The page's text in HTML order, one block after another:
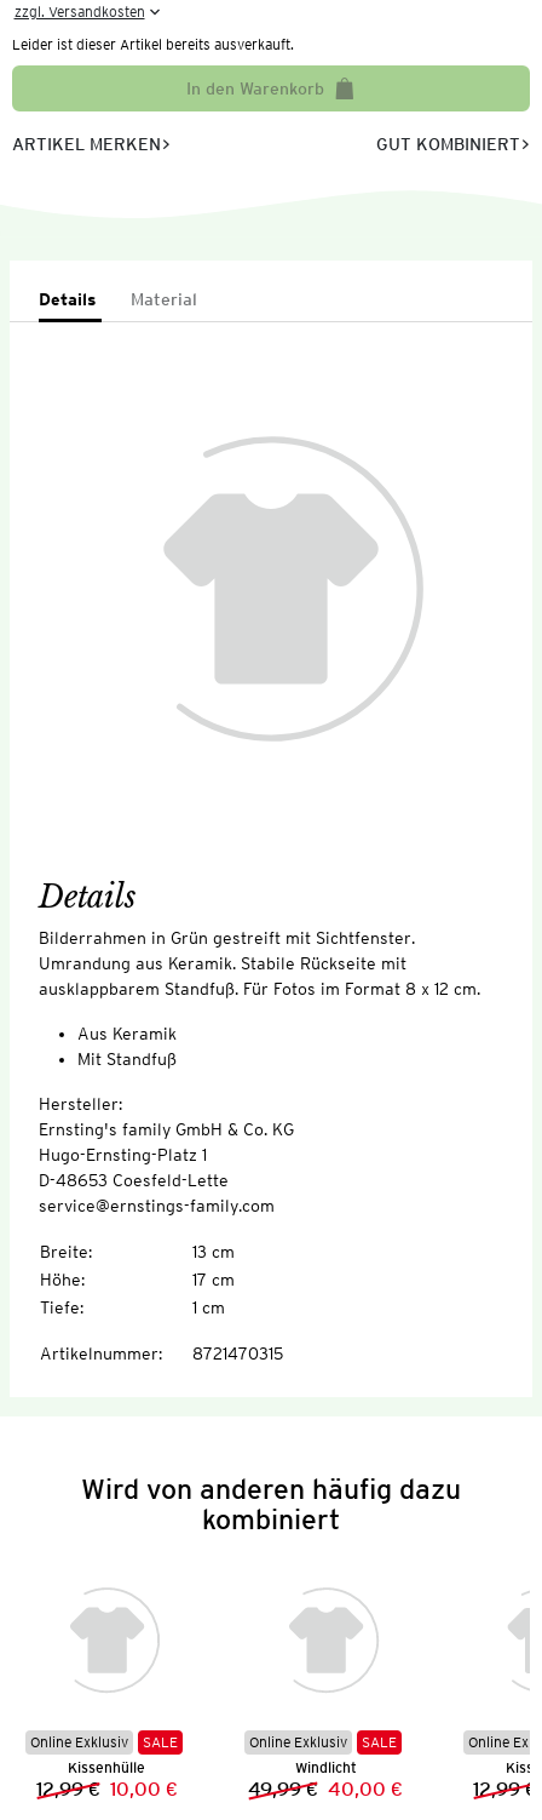
zzgl. Versandkosten
Leider ist dieser Artikel bereits ausverkauft.
In den Warenkorb
ARTIKEL MERKEN GUT KOMBINIERT
Details Material
Details
Bilderrahmen in Grün gestreift mit Sichtfenster.
Umrandung aus Keramik. Stabile Rückseite mit
ausklappbarem Standfuß. Für Fotos im Format 8 x 12 cm.
Aus Keramik
Mit Standfuß
Hersteller:
Ernsting's family GmbH & Co. KG
Hugo-Ernsting-Platz 1
D-48653 Coesfeld-Lette
service@ernstings-family.com
Breite:
13 cm
Höhe:
17 cm
Tiefe: 1 cm
Artikelnummer: 8721470315
Wird von anderen häufig dazu
kombiniert
Online Exklusiv
SALE
Kissenhülle
Vorheriger Preis:
12,99 € Neuer Preis:
10,00 €
Online Exklusiv
SALE
Windlicht
Vorheriger Preis:
49,99 € Neuer Preis:
40,00 €
Online
12,99 €